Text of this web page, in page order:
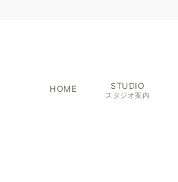
HOME STUDIO
スタジオ案内